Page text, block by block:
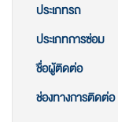
ประเภทรถ
ประเภทการซ่อม
ชื่อผู้ติดต่อ
ช่องทางการติดต่อ